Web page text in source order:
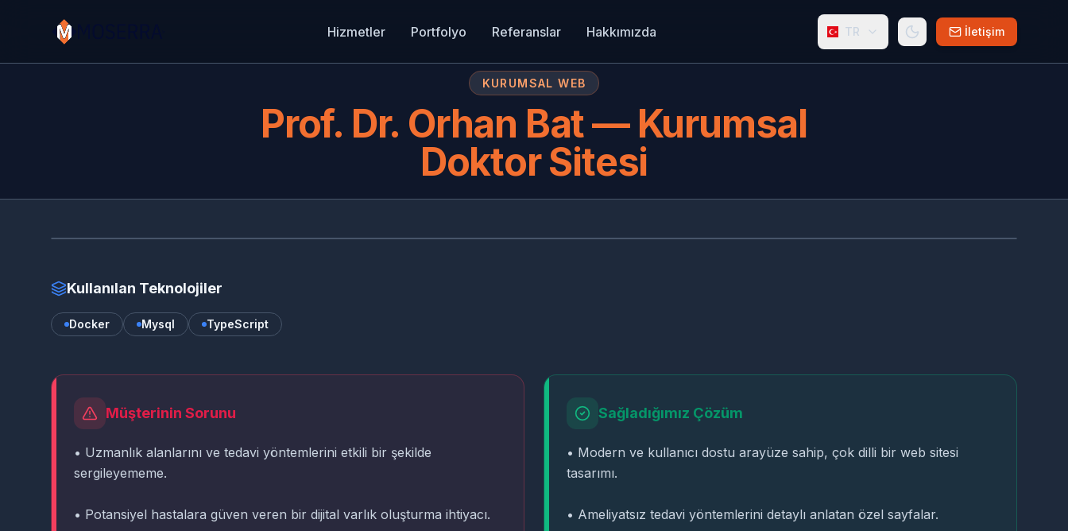
Hizmetler Portfolyo Referanslar Hakkımızda TR İletişim
KURUMSAL WEB
Prof. Dr. Orhan Bat — Kurumsal
Doktor Sitesi
PR
Kullanılan Teknolojiler
Docker Mysql TypeScript
Müşterinin Sorunu
• Uzmanlık alanlarını ve tedavi yöntemlerini etkili bir şekilde
sergileyememe.
• Potansiyel hastalara güven veren bir dijital varlık oluşturma ihtiyacı.
Sağladığımız Çözüm
• Modern ve kullanıcı dostu arayüze sahip, çok dilli bir web sitesi
tasarımı.
• Ameliyatsız tedavi yöntemlerini detaylı anlatan özel sayfalar.